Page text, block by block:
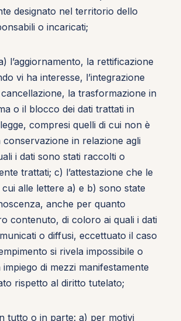
designato nel territorio dello
o incaricati;
l’aggiornamento, la rettificazione
vi ha interesse, l’integrazione
la trasformazione in
o il blocco dei dati trattati in
compresi quelli di cui non è
conservazione in relazione agli
i dati sono stati raccolti o
trattati; c) l’attestazione che le
alle lettere a) e b) sono state
anche per quanto
contenuto, di coloro ai quali i dati
o diffusi, eccettuato il caso
si rivela impossibile o
di mezzi manifestamente
rispetto al diritto tutelato;
tutto o in parte: a) per motivi